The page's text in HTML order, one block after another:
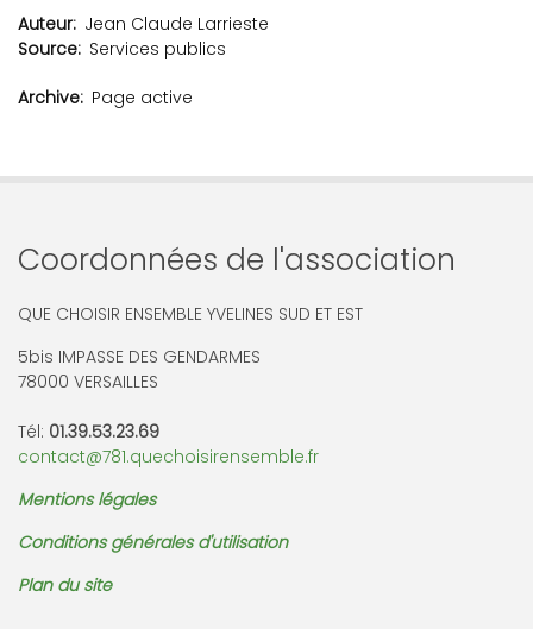
Auteur Jean Claude Larrieste
Source Services publics
Archive Page active
Coordonnées de l'association
QUE CHOISIR ENSEMBLE YVELINES SUD ET EST
5bis IMPASSE DES GENDARMES
78000 VERSAILLES
Tél: 01.39.53.23.69
contact@781.quechoisirensemble.fr
Mentions légales
Conditions générales d'utilisation
Plan du site